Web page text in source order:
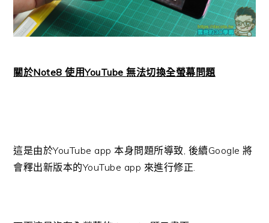
關於Note8使用YouTube無法切換全螢幕問題
這是由於YouTube app本身問題所導致, 後續Google將
會釋出新版本的YouTube app 來進行修正.